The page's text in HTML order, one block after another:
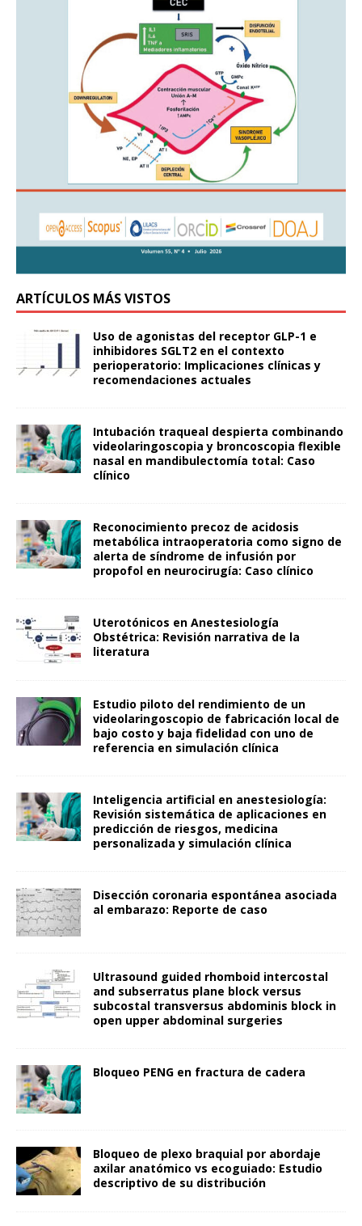
ARTÍCULOS MÁS VISTOS
Uso de agonistas del receptor GLP-1 e
inhibidores SGLT2 en el contexto
perioperatorio: Implicaciones clínicas y
recomendaciones actuales
Intubación traqueal despierta combinando
videolaringoscopia y broncoscopia flexible
nasal en mandibulectomía total: Caso
clínico
Reconocimiento precoz de acidosis
metabólica intraoperatoria como signo de
alerta de síndrome de infusión por
propofol en neurocirugía: Caso clínico
Uterotónicos en Anestesiología
Obstétrica: Revisión narrativa de la
literatura
Estudio piloto del rendimiento de un
videolaringoscopio de fabricación local de
bajo costo y baja fidelidad con uno de
referencia en simulación clínica
Inteligencia artificial en anestesiología:
Revisión sistemática de aplicaciones en
predicción de riesgos, medicina
personalizada y simulación clínica
Disección coronaria espontánea asociada
al embarazo: Reporte de caso
Ultrasound guided rhomboid intercostal
and subserratus plane block versus
subcostal transversus abdominis block in
open upper abdominal surgeries
Bloqueo PENG en fractura de cadera
Bloqueo de plexo braquial por abordaje
axilar anatómico vs ecoguiado: Estudio
descriptivo de su distribución